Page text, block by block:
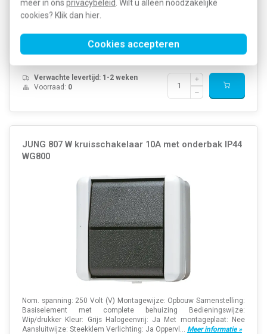
meer in ons privacybeleid. Wilt u alleen noodzakelijke
cookies? Klik dan hier.
Cookies accepteren
Wip/drukker Kleur: Grijs Halogeenvrij: Ja Met montageplaat: Nee
Aansluitwijze: Steekklem Verlichting: Ja Oppervl...
24,18
329356
Verwachte levertijd: 1-2 weken
Voorraad: 0
JUNG 807 W kruisschakelaar 10A met onderbak IP44
WG800
Nom. spanning: 250 Volt (V) Montagewijze: Opbouw Samenstelling:
Basiselement met complete behuizing Bedieningswijze:
Wip/drukker Kleur: Grijs Halogeenvrij: Ja Met montageplaat: Nee
Aansluitwijze: Steekklem Verlichting: Ja Oppervl... Meer informatie »